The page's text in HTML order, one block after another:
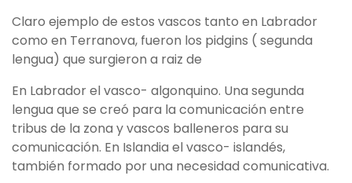
Claro ejemplo de estos vascos tanto en Labrador
como en Terranova, fueron los pidgins ( segunda
lengua) que surgieron a raiz de
En Labrador el vasco- algonquino. Una segunda
lengua que se creó para la comunicación entre
tribus de la zona y vascos balleneros para su
comunicación. En Islandia el vasco- islandés,
también formado por una necesidad comunicativa.